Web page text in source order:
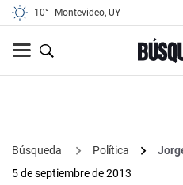
10° Montevideo, UY
Búsqueda Política
5 de septiembre de 2013